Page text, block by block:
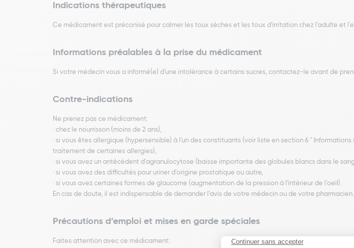
Indications thérapeutiques
Ce médicament est préconisé pour calmer les toux sèches et les toux d'irritation chez l'adulte et
Informations préalables à la prise du médicament
Si votre médecin vous a informé(e) d'une intolérance à certains sucres, contactez-le avant de
Contre-indications
Ne prenez pas ce médicament:
· chez le nourrisson (moins de 2 ans),
· si vous êtes allergique (hypersensible) à l'un des constituants (voir liste en section 6 "
traitement de certaines allergies),
· si vous avez un antécédent d'agranulocytose (baisse importante des globules blancs dans le
· si vous avez des difficultés pour uriner d'origine prostatique ou autre,
· si vous avez certaines formes de glaucome (augmentation de la pression à l'intérieur de l'oeil).
En cas de doute, il est indispensable de demander l'avis de votre médecin ou de votre pharmacien.
Précautions d’emploi et mises en garde spéciales
Faites attention avec ce médicament: